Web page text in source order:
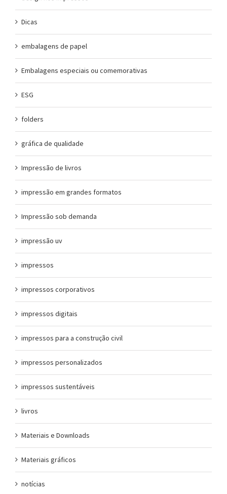
Dicas
embalagens de papel
Embalagens especiais ou comemorativas
ESG
folders
gráfica de qualidade
Impressão de livros
impressão em grandes formatos
Impressão sob demanda
impressão uv
impressos
impressos corporativos
impressos digitais
impressos para a construção civil
impressos personalizados
impressos sustentáveis
livros
Materiais e Downloads
Materiais gráficos
notícias